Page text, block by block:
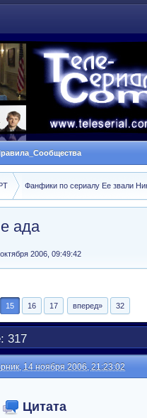
Фанфики по сериалу Ее звали
ада
2006, 09:49:42
15 16 17 вперед» 32
317
14 ноября 2006, 21:23:02
Цитата